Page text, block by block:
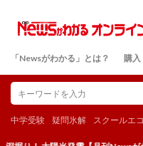
「Newsがわかる」とは？ 購入
中学受験 疑問氷解 スクールエ